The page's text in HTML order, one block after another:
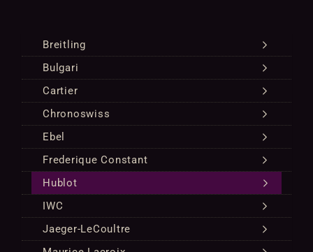
Breitling
Bulgari
Cartier
Chronoswiss
Ebel
Frederique Constant
Hublot
IWC
Jaeger-LeCoultre